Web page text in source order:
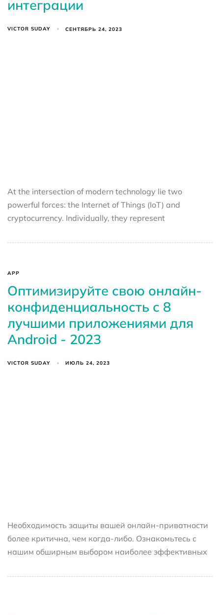
интеграции
VICTOR SUDAY СЕНТЯБРЬ 24, 2023
At the intersection of modern technology lie two
powerful forces: the Internet of Things (IoT) and
cryptocurrency. Individually, they represent
APP
Оптимизируйте свою онлайн-
конфиденциальность с 8
лучшими приложениями для
Android - 2023
VICTOR SUDAY ИЮЛЬ 24, 2023
Необходимость защиты вашей онлайн-приватности
более критична, чем когда-либо. Ознакомьтесь с
нашим обширным выбором наиболее эффективных